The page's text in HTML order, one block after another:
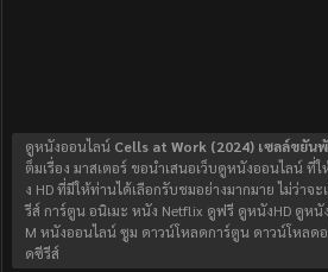
ดูหนังออนไลน์ Cells at Work (2024) เซลล์ขยัน
ต็มเรื่อง มาสเตอร์ ขอนำเสนอเว็บดูหนังออนไลน์
ง HD ที่มีให้ท่านได้เลือกรับชมอย่างมากมาย ไม่ว่าจ
รีส์ การ์ตูน อนิเมะ หนัง Netflix ดูฟรี ดูหนังHD ดูหนัง
M หนังออนไลน์ ซูม ดาวน์โหลดการ์ตูน ดาวน์โหลด
ดซีรีส์